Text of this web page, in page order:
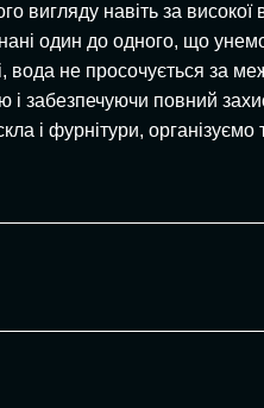
навіть за високої
один до одного, що
вода не просочується за
і забезпечуючи повний
і фурнітури,